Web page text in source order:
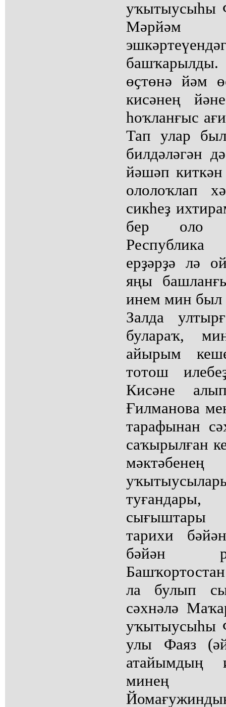
уҡытыусыһы
Мәрйәм
өҫтөнә йәм
кисәнең
һоҡланғыс
Тап улар
билдәләгән
йәшәп киткән
ололоҡлап
сикһеҙ
бер оло
ерҙәрҙә лә
яңы
инем мин был
Залда
булараҡ,
айырым
тотош
Кисәне
Ғилманова
тарафынан
саҡырылған
сығыштары
тарихи
бәйән
ла булып
сәхнәлә
уҡытыусыһы
улы Фаяз
атайымдың
минең